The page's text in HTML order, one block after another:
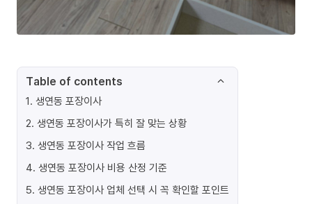
Table of contents
1. 생연동 포장이사
2. 생연동 포장이사가 특히 잘 맞는 상황
3. 생연동 포장이사 작업 흐름
4. 생연동 포장이사 비용 산정 기준
5. 생연동 포장이사 업체 선택 시 꼭 확인할 포인트